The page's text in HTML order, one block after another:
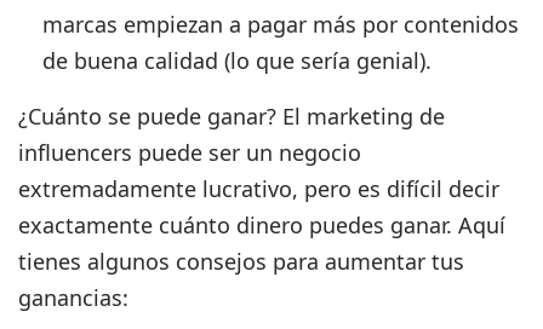
marcas empiezan a pagar más por contenidos
de buena calidad (lo que sería genial).
¿Cuánto se puede ganar? El marketing de
influencers puede ser un negocio
extremadamente lucrativo, pero es difícil decir
exactamente cuánto dinero puedes ganar. Aquí
tienes algunos consejos para aumentar tus
ganancias: